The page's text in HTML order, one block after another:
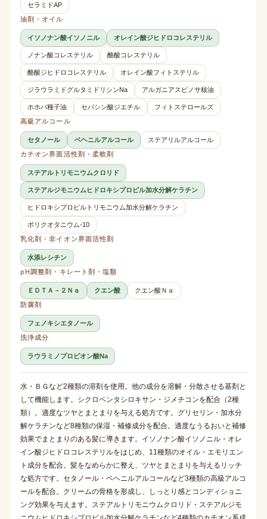
セラミドAP
油剤・オイル
イソノナン酸イソノニル オレイン酸ジヒドロコレステリル
ノナン酸コレステリル 酪酸コレステリル
酪酸ジヒドロコレステリル オレイン酸フィトステリル
ジラウラミドグルタミドリシンNa アルガニアスピノサ核油
ホホバ種子油 セバシン酸ジエチル
フィトステロールズ
高級アルコール
セタノール ベヘニルアルコール
ステアリルアルコール
カチオン界面活性剤・柔軟剤
ステアルトリモニウムクロリド
ステアルジモニウムヒドロキシプロピル加水分解ケラチン
ヒドロキシプロピルトリモニウム加水分解ケラチン
ポリクオタニウム-10
乳化剤・非イオン界面活性剤
水添レシチン
pH調整剤・キレート剤・塩類
ＥＤＴＡ－２Ｎａ クエン酸
クエン酸Ｎａ
防腐剤
フェノキシエタノール
洗浄成分
ラウラミノプロピオン酸Na
水・ＢＧなど2種類の溶剤を使用。他の成分を溶解・分散させる基剤と
して機能します。シクロペンタシロキサン・ジメチコンを配合（2種
類）。適度なツヤとまとまりを与える処方です。グリセリン・加水分
解ケラチンなど8種類の保湿・補修成分を配合。適度なうるおいと補修
効果でまとまりのある髪に導きます。イソノナン酸イソノニル・オレ
イン酸ジヒドロコレステリルをはじめ、11種類のオイル・エモリエン
ト成分を配合。髪をなめらかに整え、ツヤとまとまりを与えるリッチ
な処方です。セタノール・ベヘニルアルコールなど3種類の高級アルコ
ールを配合。クリームの骨格を形成し、しっとり感とコンディショニ
ング効果を与えます。ステアルトリモニウムクロリド・ステアルジモ